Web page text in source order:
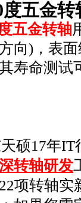
度五金转
五金转轴
向)，表
寿命测试
硕17年IT
转轴研发
项转轴实